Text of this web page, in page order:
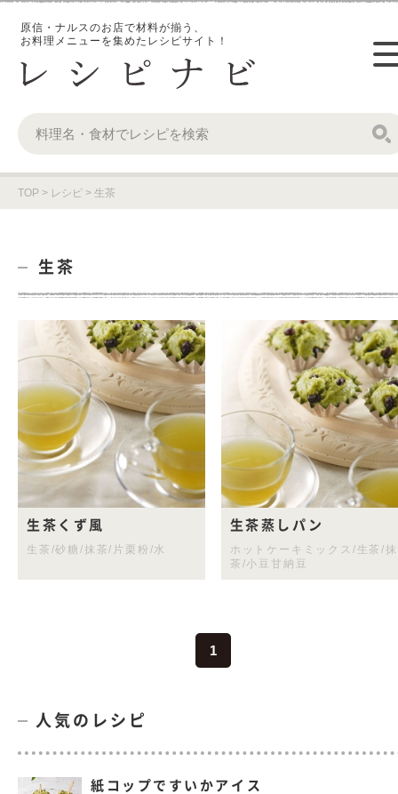
原信・ナルスのお店で材料が揃う、
お料理メニューを集めたレシピサイト！
TOP > レシピ > 生茶
生茶
生茶くず風
生茶/砂糖/抹茶/片栗粉/水
生茶蒸しパン
ホットケーキミックス/生茶/抹
茶/小豆甘納豆
1
人気のレシピ
紙コップですいかアイス